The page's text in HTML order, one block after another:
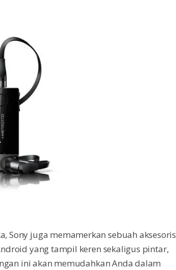
Sony juga memamerkan sebuah aksesoris
yang tampil keren sekaligus pintar,
ini akan memudahkan Anda dalam